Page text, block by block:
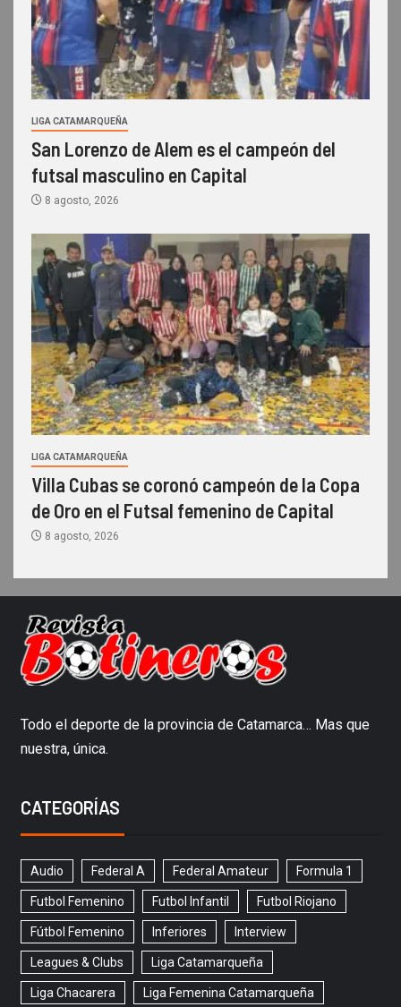
LIGA CATAMARQUEÑA
San Lorenzo de Alem es el campeón del
futsal masculino en Capital
8 agosto, 2026
LIGA CATAMARQUEÑA
Villa Cubas se coronó campeón de la Copa
de Oro en el Futsal femenino de Capital
8 agosto, 2026
Todo el deporte de la provincia de Catamarca… Mas que
nuestra, única.
CATEGORÍAS
Audio Federal A Federal Amateur Formula 1
Futbol Femenino Futbol Infantil Futbol Riojano
Fútbol Femenino Inferiores Interview
Leagues & Clubs Liga Catamarqueña
Liga Chacarera Liga Femenina Catamarqueña